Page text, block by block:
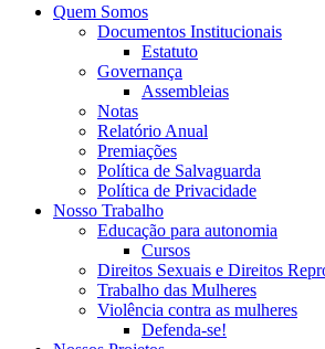
Quem Somos
Documentos Institucionais
Estatuto
Governança
Assembleias
Notas
Relatório Anual
Premiações
Política de Salvaguarda
Política de Privacidade
Nosso Trabalho
Educação para autonomia
Cursos
Direitos Sexuais e Direitos
Trabalho das Mulheres
Violência contra as mulheres
Defenda-se!